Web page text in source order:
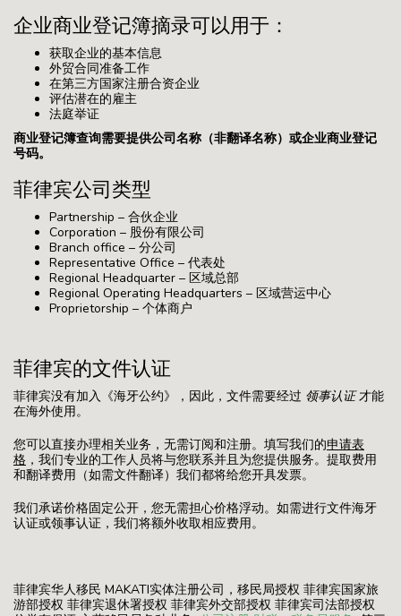
企业商业登记簿摘录可以用于：
获取企业的基本信息
外贸合同准备工作
在第三方国家注册合资企业
评估潜在的雇主
法庭举证
商业登记簿查询需要提供公司名称（非翻译名称）或企业商业登记
号码。
菲律宾公司类型
Partnership – 合伙企业
Corporation – 股份有限公司
Branch office – 分公司
Representative Office – 代表处
Regional Headquarter – 区域总部
Regional Operating Headquarters – 区域营运中心
Proprietorship – 个体商户
菲律宾的文件认证
菲律宾没有加入《海牙公约》，因此，文件需要经过 领事认证才能
在海外使用。
您可以直接办理相关业务，无需订阅和注册。填写我们的申请表
格 ，我们专业的工作人员将与您联系并且为您提供服务。提取费用
和翻译费用（如需文件翻译）我们都将给您开具发票。
我们承诺价格固定公开，您无需担心价格浮动。如需进行文件海牙
认证或领事认证，我们将额外收取相应费用。
菲律宾华人移民 MAKATI实体注册公司，移民局授权 菲律宾国家旅
游部授权 菲律宾退休署授权 菲律宾外交部授权 菲律宾司法部授权